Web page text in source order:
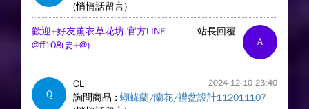
(悄悄話留言)
A
站長回覆
歡迎+好友薰衣草花坊.官方LINE
@ff108(要+@)
Q
CL 2024-12-10 23:40
詢問商品 : 蝴蝶蘭/蘭花/禮盆設計112011107